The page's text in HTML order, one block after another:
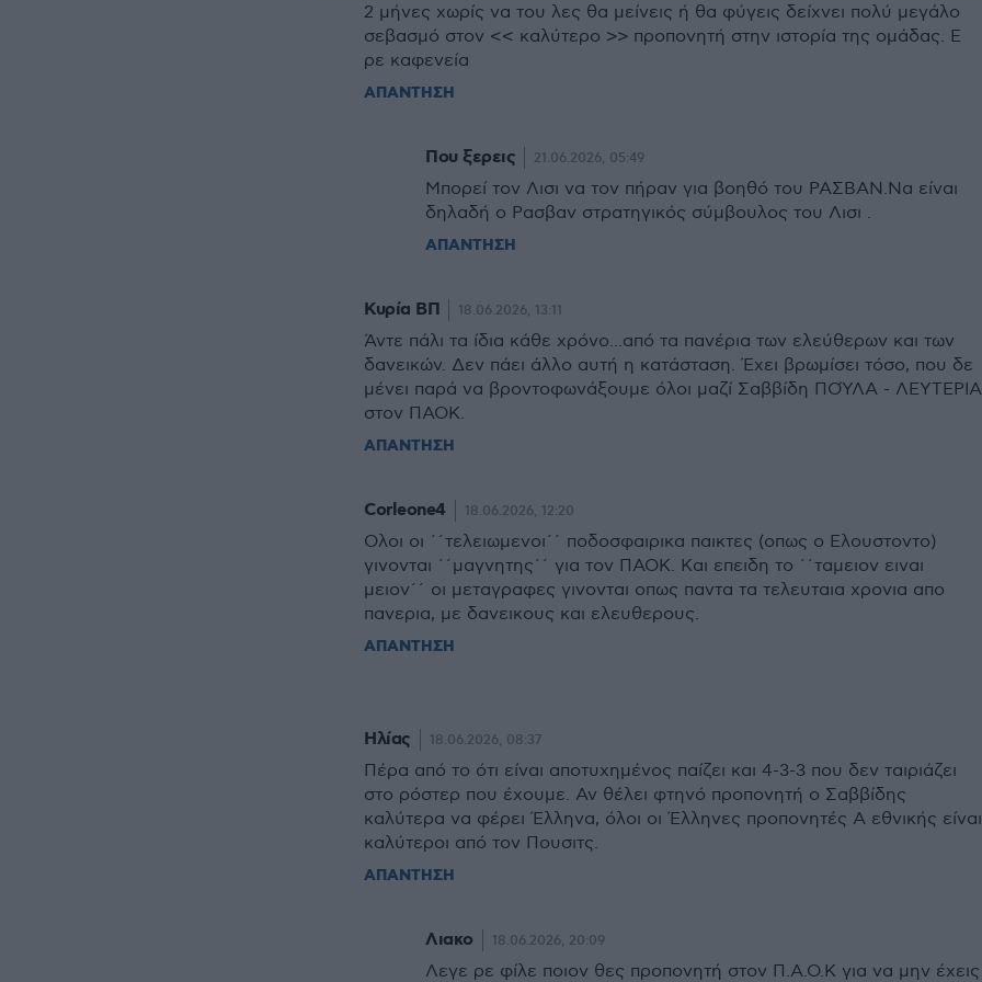
2 μήνες χωρίς να του λες θα μείνεις ή θα φύγεις δείχνει πολύ μεγάλο
σεβασμό στον << καλύτερο >> προπονητή στην ιστορία της ομάδας. Ε
ρε καφενεία
ΑΠΑΝΤΗΣΗ
Που ξερεις 21.06.2026, 05:49
Μπορεί τον Λισι να τον πήραν για βοηθό του ΡΑΣΒΑΝ.Να είναι
δηλαδή ο Ρασβαν στρατηγικός σύμβουλος του Λισι .
ΑΠΑΝΤΗΣΗ
Κυρία ΒΠ 18.06.2026, 13:11
Άντε πάλι τα ίδια κάθε χρόνο...από τα πανέρια των ελεύθερων και των
δανεικών. Δεν πάει άλλο αυτή η κατάσταση. Έχει βρωμίσει τόσο, που δε
μένει παρά να βροντοφωνάξουμε όλοι μαζί Σαββίδη ΠΟΎΛΑ - ΛΕΥΤΕΡΙΑ
στον ΠΑΟΚ.
ΑΠΑΝΤΗΣΗ
Corleone4 18.06.2026, 12:20
Ολοι οι ΄΄τελειωμενοι΄΄ ποδοσφαιρικα παικτες (οπως ο Ελουστοντο)
γινονται ΄΄μαγνητης΄΄ για τον ΠΑΟΚ. Και επειδη το ΄΄ταμειον ειναι
μειον΄΄ οι μεταγραφες γινονται οπως παντα τα τελευταια χρονια απο
πανερια, με δανεικους και ελευθερους.
ΑΠΑΝΤΗΣΗ
Ηλίας 18.06.2026, 08:37
Πέρα από το ότι είναι αποτυχημένος παίζει και 4-3-3 που δεν ταιριάζει
στο ρόστερ που έχουμε. Αν θέλει φτηνό προπονητή ο Σαββίδης
καλύτερα να φέρει Έλληνα, όλοι οι Έλληνες προπονητές Α εθνικής είναι
καλύτεροι από τον Πουσιτς.
ΑΠΑΝΤΗΣΗ
Λιακο 18.06.2026, 20:09
Λεγε ρε φίλε ποιον θες προπονητή στον Π.Α.Ο.Κ για να μην έχεις